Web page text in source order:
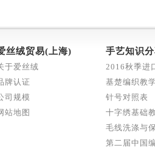
丝绒贸易(上海)
于爱丝绒
牌认证
司规模
站地图
手艺知识
2016秋季进
基楚编织教
针号对照表
十字绣基础
毛线洗涤与
第二届中国